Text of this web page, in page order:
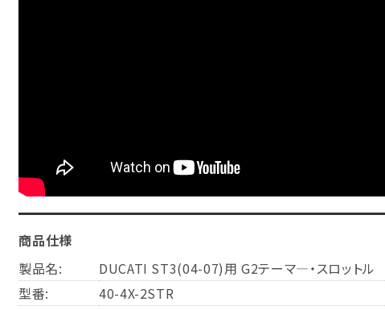
商品仕様
製品名:
DUCATI ST3(04-07)用 G2テーマ―・スロットル
型番:
40-4X-2STR